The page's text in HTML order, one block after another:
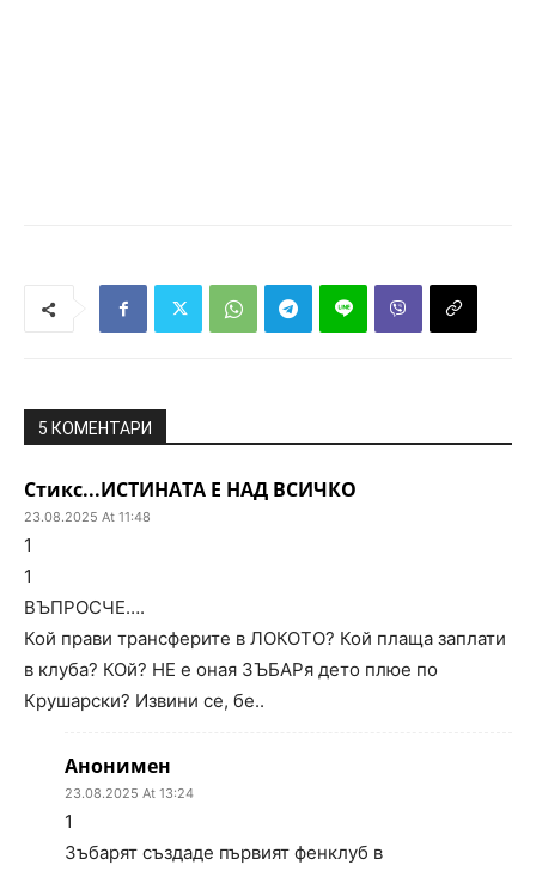
5 КОМЕНТАРИ
Стикс...ИСТИНАТА Е НАД ВСИЧКО
23.08.2025 At 11:48
1
1
ВЪПРОСЧЕ….
Кой прави трансферите в ЛОКОТО? Кой плаща заплати
в клуба? КОй? НЕ е оная ЗЪБАРя дето плюе по
Крушарски? Извини се, бе..
Анонимен
23.08.2025 At 13:24
1
Зъбарят създаде първият фенклуб в